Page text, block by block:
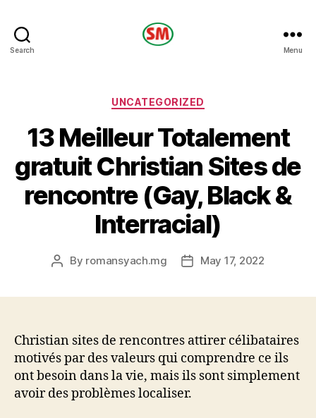
Search Menu
Categories
UNCATEGORIZED
13 Meilleur Totalement
gratuit Christian Sites de
rencontre (Gay, Black &
Interracial)
Post
By romansyach.mg
PostMay 17, 2022
Christian sites de rencontres attirer célibataires
motivés par des valeurs qui comprendre ce ils
ont besoin dans la vie, mais ils sont simplement
avoir des problèmes localiser.